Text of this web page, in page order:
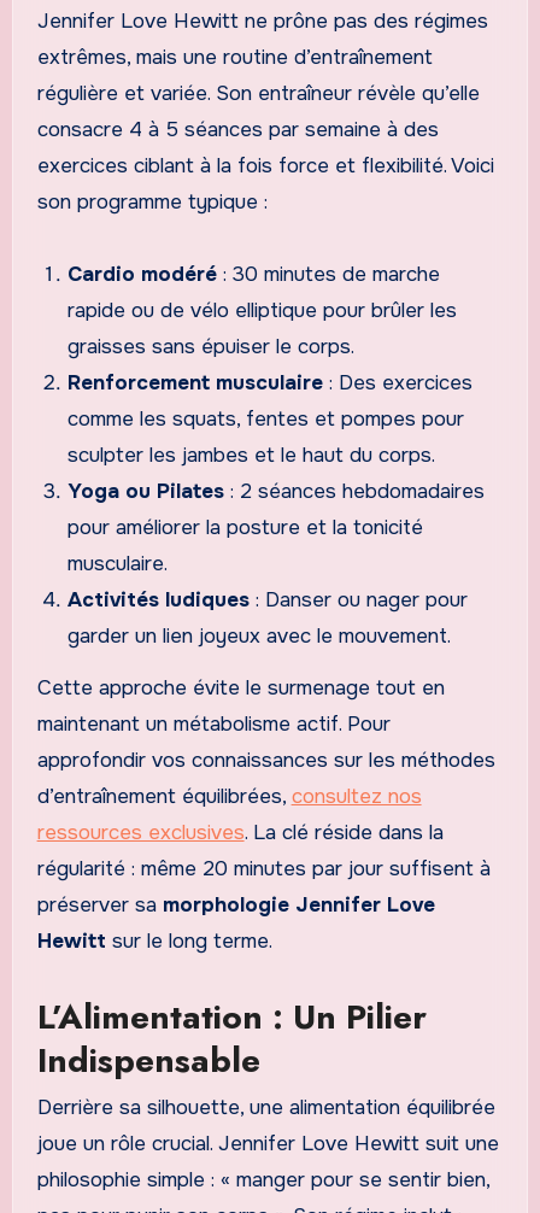
Jennifer Love Hewitt ne prône pas des régimes
extrêmes, mais une routine d’entraînement
régulière et variée. Son entraîneur révèle qu’elle
consacre 4 à 5 séances par semaine à des
exercices ciblant à la fois force et flexibilité. Voici
son programme typique :
Cardio modéré : 30 minutes de marche
rapide ou de vélo elliptique pour brûler les
graisses sans épuiser le corps.
Renforcement musculaire : Des exercices
comme les squats, fentes et pompes pour
sculpter les jambes et le haut du corps.
Yoga ou Pilates : 2 séances hebdomadaires
pour améliorer la posture et la tonicité
musculaire.
Activités ludiques : Danser ou nager pour
garder un lien joyeux avec le mouvement.
Cette approche évite le surmenage tout en
maintenant un métabolisme actif. Pour
approfondir vos connaissances sur les méthodes
d’entraînement équilibrées, consultez nos
ressources exclusives. La clé réside dans la
régularité : même 20 minutes par jour suffisent à
préserver sa morphologie Jennifer Love
Hewitt sur le long terme.
L’Alimentation : Un Pilier
Indispensable
Derrière sa silhouette, une alimentation équilibrée
joue un rôle crucial. Jennifer Love Hewitt suit une
philosophie simple : « manger pour se sentir bien,